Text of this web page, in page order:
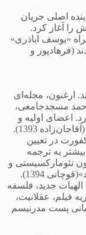
اصلی جریان
آغاز کرد.
«یوسف اباذری»
(فرهادپور و
ارغنون، مجله‌ای
مسجدجامعی،
کرد. اعضای اولیه و
اصلی آن مراد فرهادپور، و یوسف اباذری بودند (آقاجان‌زاده 1393).
در تعیین
به ترجمه
نئومارکسیستی و
متفکران ضد تجدد (مانند هایدگر) انتخاب می‌شد»(قوچانی 1394).
جدید، فلسفه
فیلم، عقلانیت،
پست مدرنیسم